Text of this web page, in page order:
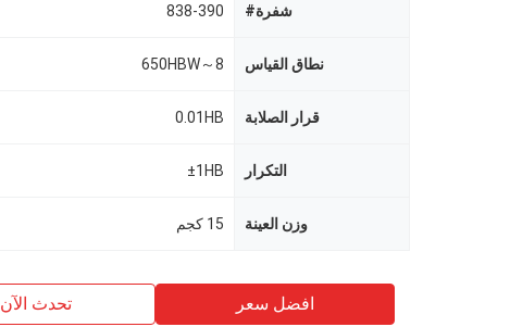
شفرة# 838-390
نطاق القياس 8～650HBW
قرار الصلابة 0.01HB
التكرار ±1HB
وزن العينة 15 كجم
افضل سعر تحدث الآن